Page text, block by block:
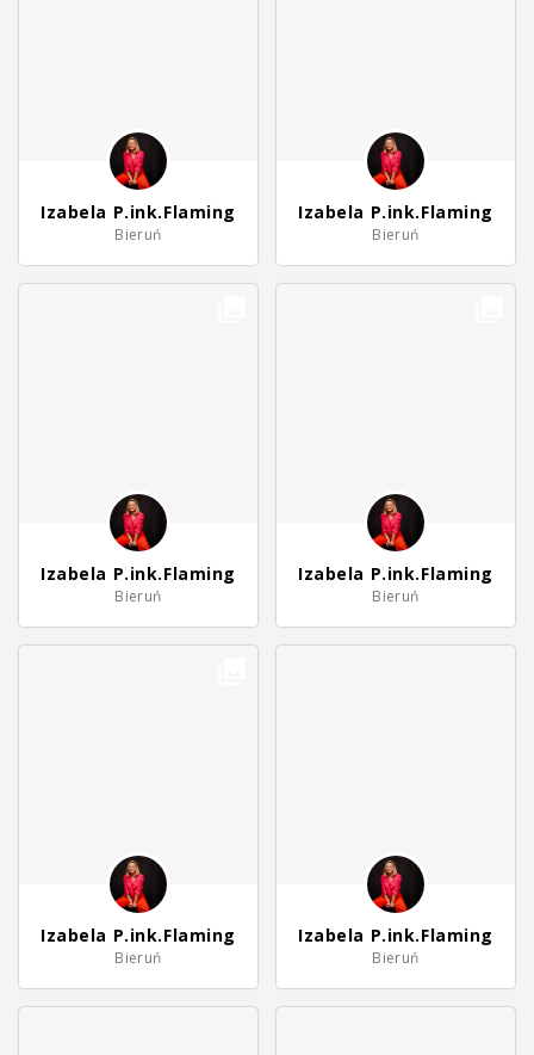
Izabela P.ink.Flaming
Bieruń
Izabela P.ink.Flaming
Bieruń
Izabela P.ink.Flaming
Bieruń
Izabela P.ink.Flaming
Bieruń
Izabela P.ink.Flaming
Bieruń
Izabela P.ink.Flaming
Bieruń